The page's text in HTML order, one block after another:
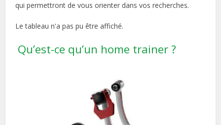
qui permettront de vous orienter dans vos recherches.
Le tableau n'a pas pu être affiché.
Qu’est-ce qu’un home trainer ?